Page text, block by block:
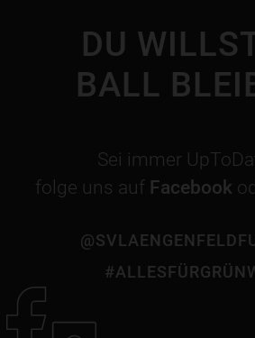
DU
BALL
Sei immer
folge uns auf Facebook